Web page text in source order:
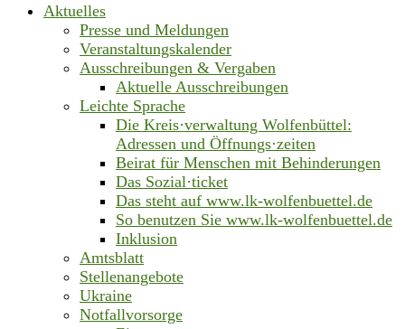
Aktuelles
Presse und Meldungen
Veranstaltungskalender
Ausschreibungen & Vergaben
Aktuelle Ausschreibungen
Leichte Sprache
Die Kreis·verwaltung Wolfenbüttel:
Adressen und Öffnungs·zeiten
Beirat für Menschen mit Behinderungen
Das Sozial·ticket
Das steht auf www.lk-wolfenbuettel.de
So benutzen Sie www.lk-wolfenbuettel.de
Inklusion
Amtsblatt
Stellenangebote
Ukraine
Notfallvorsorge